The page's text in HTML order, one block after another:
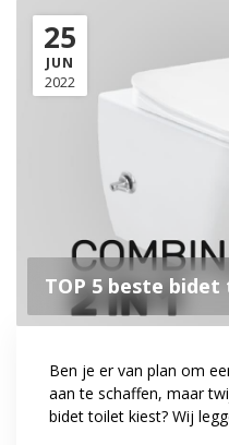
25
JUN
2022
TOP 5 beste
Ben je er van plan om
aan te schaffen, maar
bidet toilet kiest? Wij